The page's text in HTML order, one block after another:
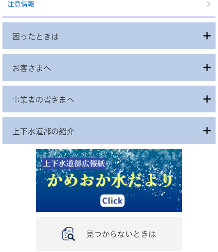
注意情報
困ったときは
お客さまへ
事業者の皆さまへ
上下水道部の紹介
見つからないときは